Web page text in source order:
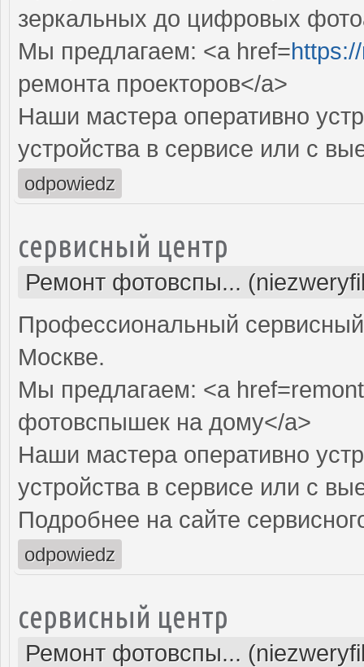
зеркальных до цифровых
Мы предлагаем: <a href=
ремонта проекторов</a>
Наши мастера оперативно
устройства в сервисе или с
odpowiedz
сервисный центр
Ремонт фотовспы...
Профессиональный
Москве.
Мы предлагаем: <a
фотовспышек на дому</a>
Наши мастера оперативно
устройства в сервисе или с
Подробнее на сайте
odpowiedz
сервисный центр
Ремонт фотовспы...